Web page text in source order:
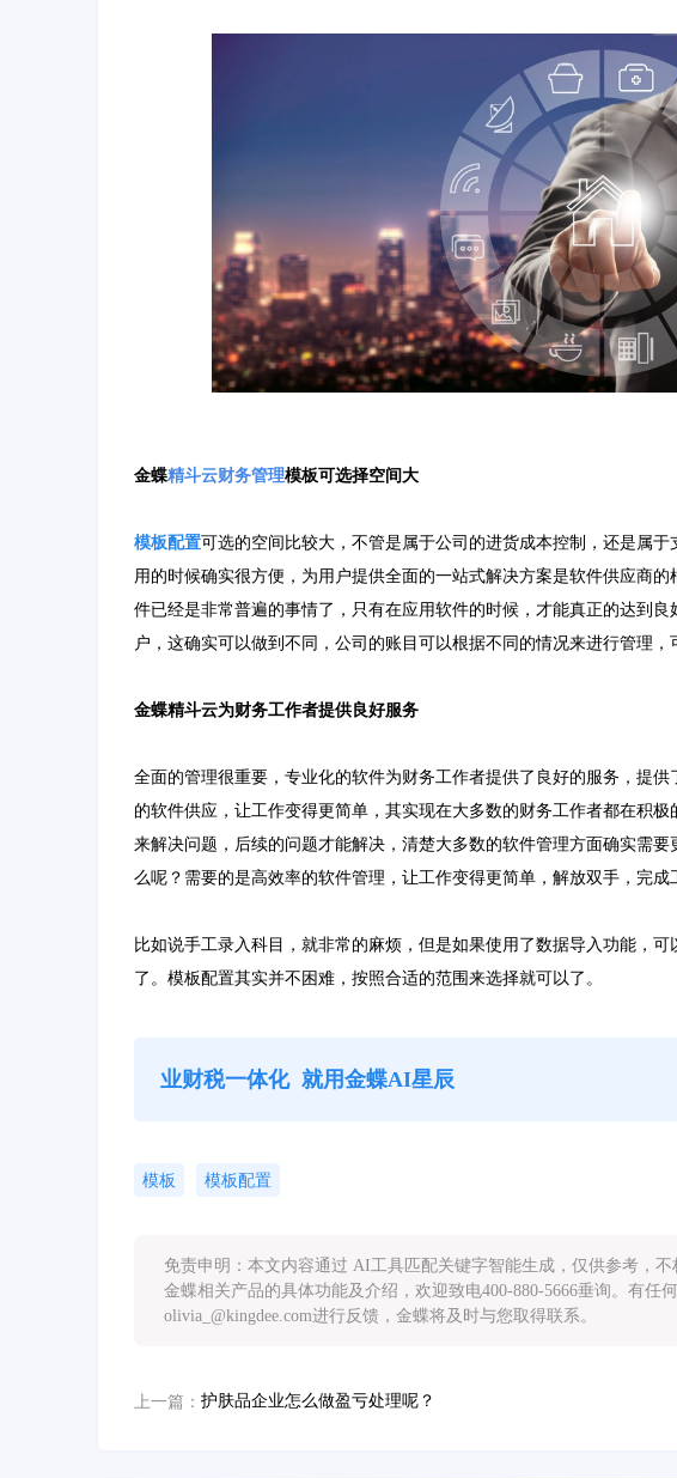
金蝶精斗云财务管理模板可选择空间大
模板配置可选的空间比较大，不管是属于公司的进货成本控制，还是属
用的时候确实很方便，为用户提供全面的一站式解决方案是软件供应商
件已经是非常普遍的事情了，只有在应用软件的时候，才能真正的达到
户，这确实可以做到不同，公司的账目可以根据不同的情况来进行管理，
金蝶精斗云为财务工作者提供良好服务
全面的管理很重要，专业化的软件为财务工作者提供了良好的服务，提
的软件供应，让工作变得更简单，其实现在大多数的财务工作者都在积
来解决问题，后续的问题才能解决，清楚大多数的软件管理方面确实需
么呢？需要的是高效率的软件管理，让工作变得更简单，解放双手，完成
比如说手工录入科目，就非常的麻烦，但是如果使用了数据导入功能，
了。模板配置其实并不困难，按照合适的范围来选择就可以了。
业财税一体化 就用金蝶AI星辰
模板 模板配置
免责申明：本文内容通过 AI工具匹配关键字智能生成，仅供参考，
金蝶相关产品的具体功能及介绍，欢迎致电400-880-5666垂询。有任
olivia_@kingdee.com进行反馈，金蝶将及时与您取得联系。
上一篇： 护肤品企业怎么做盈亏处理呢？